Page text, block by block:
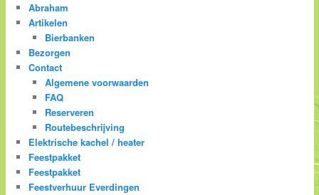
Abraham
Artikelen
Bierbanken
Bezorgen
Contact
Algemene voorwaarden
FAQ
Reserveren
Routebeschrijving
Elektrische kachel / heater
Feestpakket
Feestpakket
Feestverhuur Everdingen